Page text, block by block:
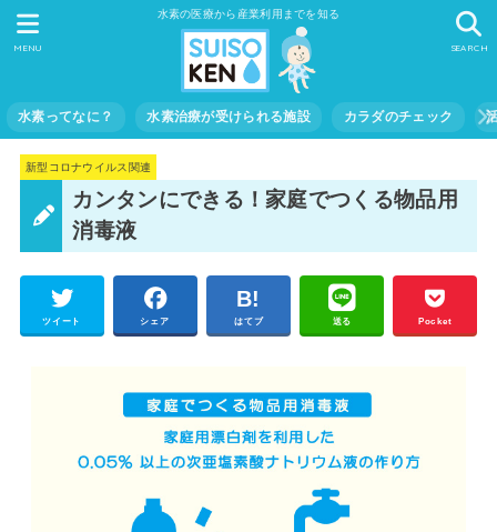
水素の医療から産業利用までを知る
SEARCH
MENU
水素ってなに？ 水素治療が受けられる施設 カラダのチェック
新型コロナウイルス関連
カンタンにできる！家庭でつくる物品用
消毒液
ツイート シェア はてブ 送る Pocket